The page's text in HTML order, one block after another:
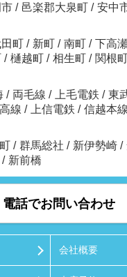
/ 邑楽郡大泉町 / 安中
町 / 新町 / 南町 / 下高
/ 樋越町 / 相生町 / 関根
/ 両毛線 / 上毛電鉄 / 東
線 / 上信電鉄 / 信越本線
/ 群馬総社 / 新伊勢崎 /
/ 新前橋
電話でお問い合わせ
会社概要